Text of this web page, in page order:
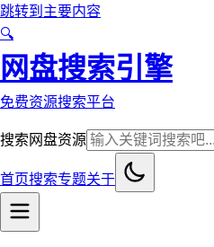
跳转到主要内容
🔍
网盘搜索引擎
免费资源搜索平台
搜索网盘资源
首页搜索专题关于